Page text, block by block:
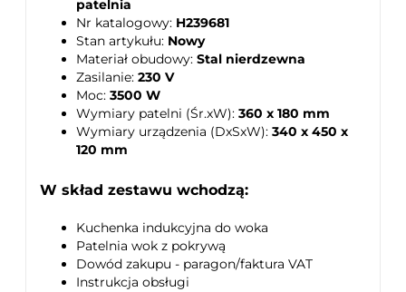
patelnia
Nr katalogowy: H239681
Stan artykułu: Nowy
Materiał obudowy: Stal nierdzewna
Zasilanie: 230 V
Moc: 3500 W
Wymiary patelni (Śr.xW): 360 x 180 mm
Wymiary urządzenia (DxSxW): 340 x 450 x
120 mm
W skład zestawu wchodzą:
Kuchenka indukcyjna do woka
Patelnia wok z pokrywą
Dowód zakupu - paragon/faktura VAT
Instrukcja obsługi